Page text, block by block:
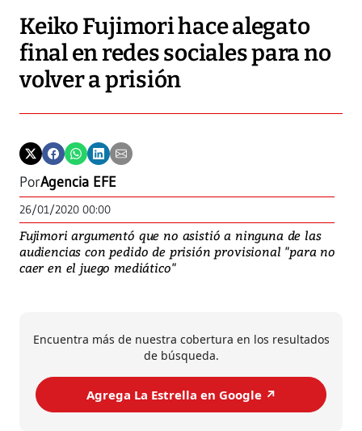
Keiko Fujimori hace alegato
final en redes sociales para no
volver a prisión
PorAgencia EFE
26/01/2020 00:00
Fujimori argumentó que no asistió a ninguna de las
audiencias con pedido de prisión provisional "para no
caer en el juego mediático"
Encuentra más de nuestra cobertura en los resultados
de búsqueda.
Agrega La Estrella en Google ↗️